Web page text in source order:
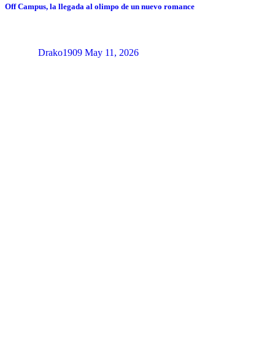
Off Campus, la llegada al olimpo de un nuevo romance
Drako1909 May 11, 2026